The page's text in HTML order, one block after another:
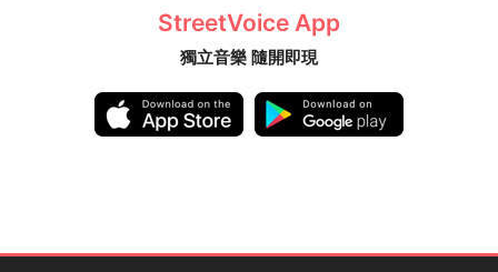
StreetVoice App
獨立音樂 隨開即現